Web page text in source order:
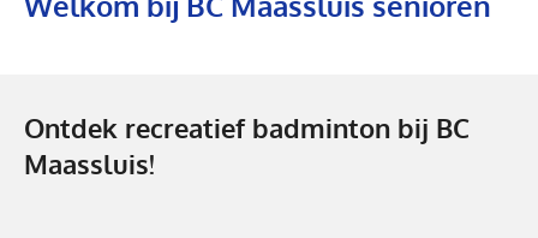
Ontdek recreatiefbadminton bij BC
Maassluis!